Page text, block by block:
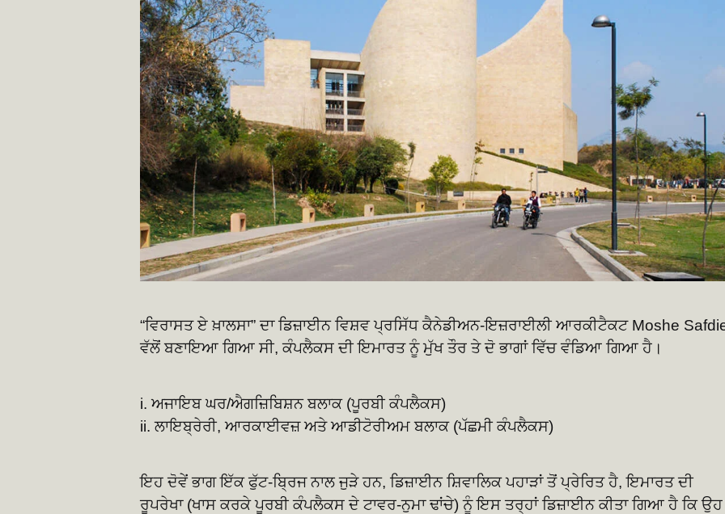
“ਵਿਰਾਸਤ ਏ ਖ਼ਾਲਸਾ” ਦਾ ਡਿਜ਼ਾਈਨ ਵਿਸ਼ਵ ਪ੍ਰਸਿੱਧ ਕੈਨੇਡੀਅਨ-ਇਜ਼ਰਾਈਲੀ ਆਰਕੀਟੈਕਟ Moshe
ਵੱਲੋਂ ਬਣਾਇਆ ਗਿਆ ਸੀ, ਕੰਪਲੈਕਸ ਦੀ ਇਮਾਰਤ ਨੂੰ ਮੁੱਖ ਤੌਰ ਤੇ ਦੋ ਭਾਗਾਂ ਵਿੱਚ ਵੰਡਿਆ ਗਿਆ ਹੈ।
i. ਅਜਾਇਬ ਘਰ/ਐਗਜ਼ਿਬਿਸ਼ਨ ਬਲਾਕ (ਪੂਰਬੀ ਕੰਪਲੈਕਸ)
ii. ਲਾਇਬ੍ਰੇਰੀ, ਆਰਕਾਈਵਜ਼ ਅਤੇ ਆਡੀਟੋਰੀਅਮ ਬਲਾਕ (ਪੱਛਮੀ ਕੰਪਲੈਕਸ)
ਇਹ ਦੋਵੇਂ ਭਾਗ ਇੱਕ ਫੁੱਟ-ਬ੍ਰਿਜ ਨਾਲ ਜੁੜੇ ਹਨ, ਡਿਜ਼ਾਈਨ ਸ਼ਿਵਾਲਿਕ ਪਹਾੜਾਂ ਤੋਂ ਪ੍ਰੇਰਿਤ ਹੈ, ਇਮਾਰਤ ਦੀ
ਰੂਪਰੇਖਾ (ਖਾਸ ਕਰਕੇ ਪੂਰਬੀ ਕੰਪਲੈਕਸ ਦੇ ਟਾਵਰ-ਨੁਮਾ ਢਾਂਚੇ) ਨੂੰ ਇਸ ਤਰ੍ਹਾਂ ਡਿਜ਼ਾਈਨ ਕੀਤਾ ਗਿਆ ਹੈ ਕਿ ਉਹ